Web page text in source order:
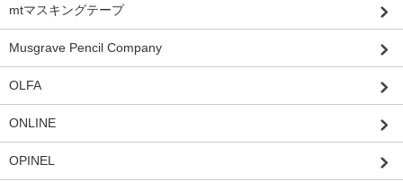
mtマスキングテープ
Musgrave Pencil Company
OLFA
ONLINE
OPINEL